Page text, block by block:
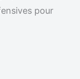
pour